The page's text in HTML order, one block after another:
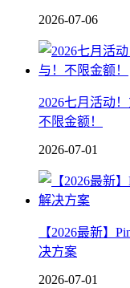
2026-07-06
2026七月活动
不限金额！
2026-07-01
【2026最新】
决方案
2026-07-01